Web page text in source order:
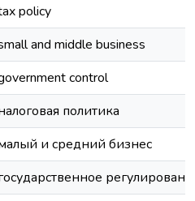
policy
and middle business
control
политика
и средний бизнес